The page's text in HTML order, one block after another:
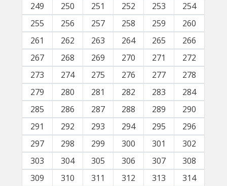
249
250 251 252 253
254
255
256 257 258 259
260
261
262 263 264 265
266
267
268 269 270 271
272
273
274 275 276 277
278
279
280 281 282 283
284
285
286 287 288 289
290
291
292 293 294 295
296
297
298 299 300 301
302
303
304 305 306 307
308
309
310 311 312 313
314